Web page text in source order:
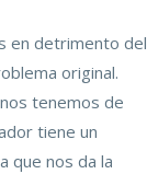
en detrimento del
original.
tenemos de
tiene un
que nos da la